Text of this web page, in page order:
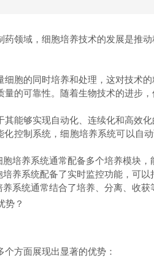
域，细胞培养技术的发展是推动
的同时培养和处理，这对技术的
的可靠性。随着生物技术的进步
够实现自动化、连续化和高效化
制系统，细胞培养系统可以自动
养系统通常配备多个培养模块，
系统配备了实时监控功能，可以
统通常结合了培养、分离、收获
方面展现出显著的优势：